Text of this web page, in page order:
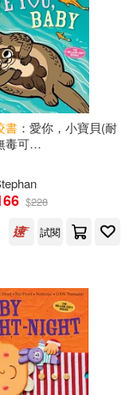
書 ：愛你，小寶貝(耐
毒可
Love You,
$228
試閱